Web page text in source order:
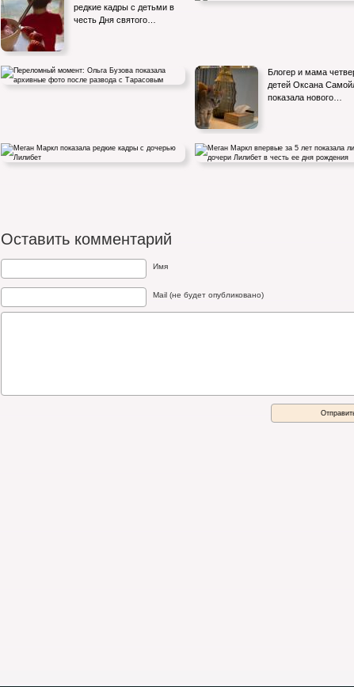
редкие кадры с детьми в
честь Дня святого…
шая сестра актера Джима Керри
Переломный момент: Ольга Бузова показала
архивные фото после…
Блогер и мама
детей Оксана
показала нового…
дочерью Лилибет
Оставить комментарий
Имя
Mail (не будет опубликовано)